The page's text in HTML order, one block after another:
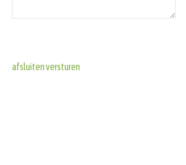
afsluitenversturen